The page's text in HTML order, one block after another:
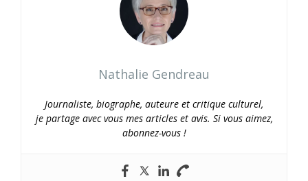
Nathalie Gendreau
Journaliste, biographe, auteure et critique culturel,
je partage avec vous mes articles et avis. Si vous aimez,
abonnez-vous !